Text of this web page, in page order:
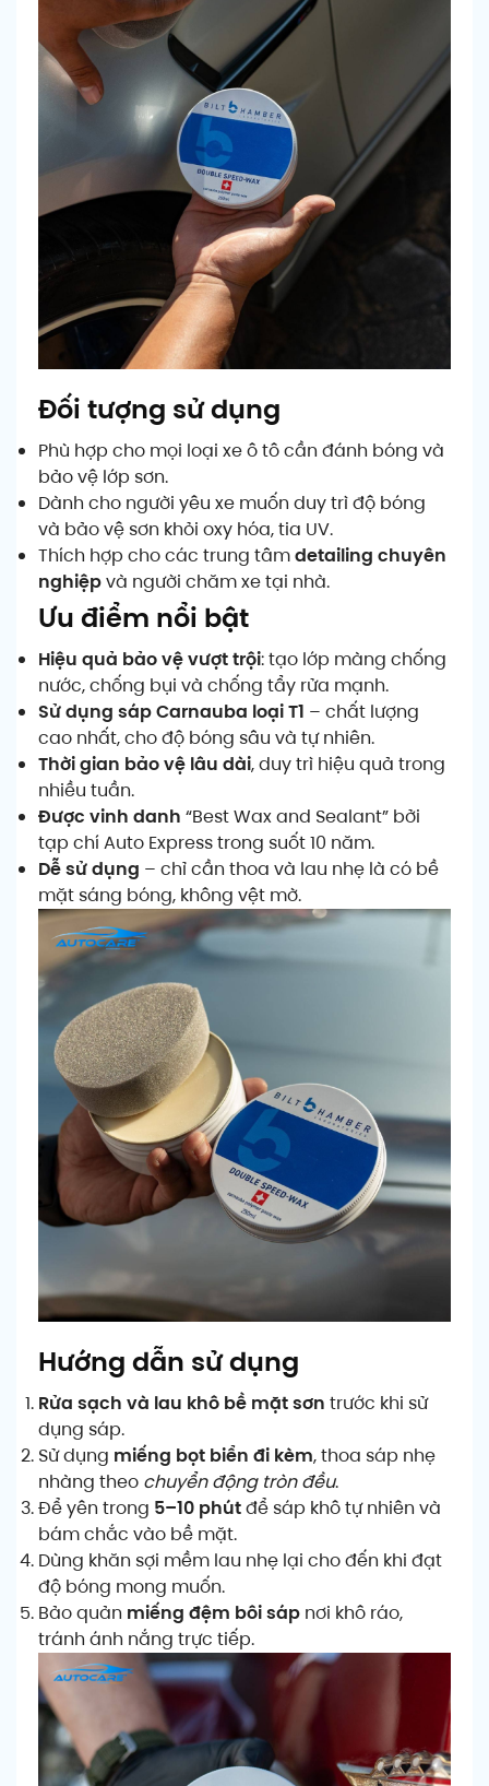
Đối tượng sử dụng
Phù hợp cho mọi loại xe ô tô cần đánh bóng và
bảo vệ lớp sơn.
Dành cho người yêu xe muốn duy trì độ bóng
và bảo vệ sơn khỏi oxy hóa, tia UV.
Thích hợp cho các trung tâmdetailing chuyên
nghiệpvà người chăm xe tại nhà.
Ưu điểm nổi bật
Hiệu quả bảo vệ vượt trội: tạo lớp màng chống
nước, chống bụi và chống tẩy rửa mạnh.
Sử dụng sáp Carnauba loại T1 – chất lượng
cao nhất, cho độ bóng sâu và tự nhiên.
Thời gian bảo vệ lâu dài, duy trì hiệu quả trong
nhiều tuần.
Được vinh danh “Best Wax and Sealant” bởi
tạp chí Auto Express trong suốt 10 năm.
Dễ sử dụng – chỉ cần thoa và lau nhẹ là có bề
mặt sáng bóng, không vệt mờ.
Hướng dẫn sử dụng
Rửa sạch và lau khô bề mặt sơn trước khi sử
dụng sáp.
Sử dụng miếng bọt biển đi kèm, thoa sáp nhẹ
nhàng theo chuyển động tròn đều.
Để yên trong 5–10 phútđể sáp khô tự nhiên và
bám chắc vào bề mặt.
Dùng khăn sợi mềm lau nhẹ lại cho đến khi đạt
độ bóng mong muốn.
Bảo quản miếng đệm bôi sáp nơi khô ráo,
tránh ánh nắng trực tiếp.